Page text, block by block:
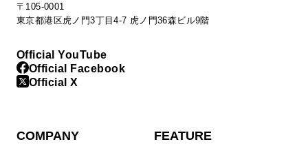
〒105-0001
東京都港区虎ノ門3丁目4-7 虎ノ門36森ビル9階
Official YouTube
Official Facebook
Official X
COMPANY FEATURE